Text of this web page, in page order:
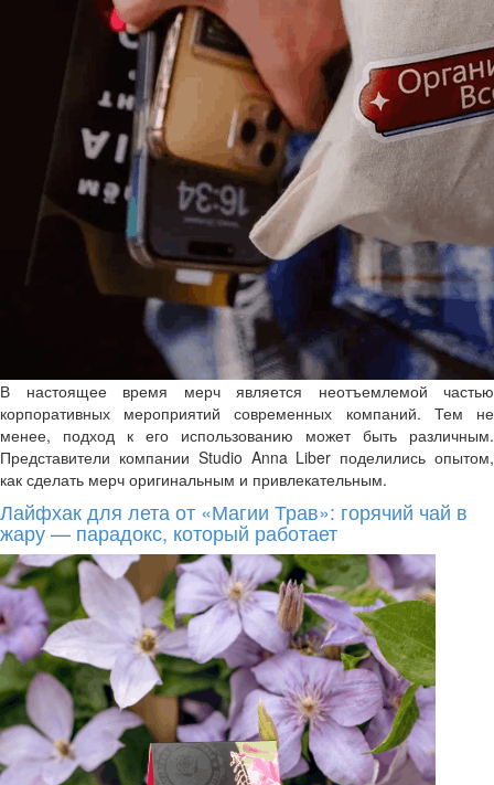
В настоящее время мерч является неотъемлемой частью
корпоративных мероприятий современных компаний. Тем не
менее, подход к его использованию может быть различным.
Представители компании Studio Anna Liber поделились опытом,
как сделать мерч оригинальным и привлекательным.
Лайфхак для лета от «Магии Трав»: горячий чай в
жару — парадокс, который работает